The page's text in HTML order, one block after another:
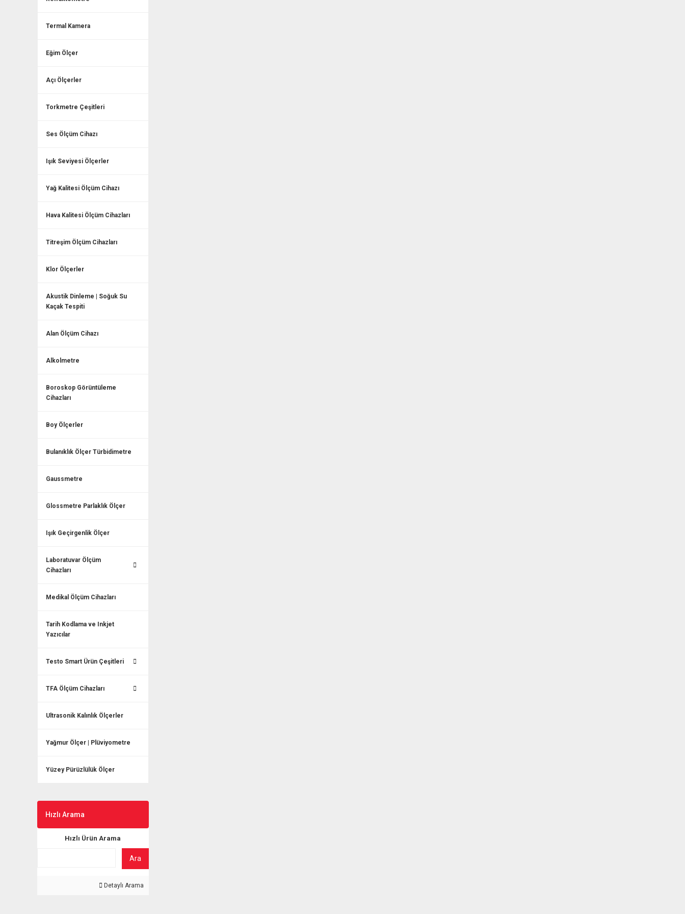
Termal Kamera
Eğim Ölçer
Açı Ölçerler
Torkmetre Çeşitleri
Ses Ölçüm Cihazı
Işık Seviyesi Ölçerler
Yağ Kalitesi Ölçüm Cihazı
Hava Kalitesi Ölçüm Cihazları
Titreşim Ölçüm Cihazları
Klor Ölçerler
Akustik Dinleme | Soğuk Su
Kaçak Tespiti
Alan Ölçüm Cihazı
Alkolmetre
Boroskop Görüntüleme
Cihazları
Boy Ölçerler
Bulanıklık Ölçer Türbidimetre
Gaussmetre
Glossmetre Parlaklık Ölçer
Işık Geçirgenlik Ölçer
Laboratuvar Ölçüm
Cihazları
Medikal Ölçüm Cihazları
Tarih Kodlama ve Inkjet
Yazıcılar
Testo Smart Ürün Çeşitleri
TFA Ölçüm Cihazları
Ultrasonik Kalınlık Ölçerler
Yağmur Ölçer | Plüviyometre
Yüzey Pürüzlülük Ölçer
Hızlı Arama
Hızlı Ürün Arama
Ara
Detaylı Arama